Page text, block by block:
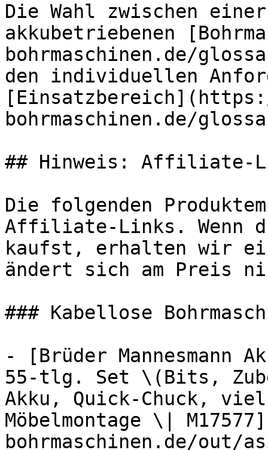
Die Wahl zwischen
akkubetriebenen
bohrmaschinen.de/
den individuellen
bohrmaschinen.de/
## Hinweis: Affiliate-
Die folgenden
Affiliate-Links. Wenn
kaufst, erhalten wir
ändert sich am Preis
### Kabellose
- [Brüder Mannesmann
55-tlg. Set \(Bits,
Akku, Quick-Chuck,
Möbelmontage \|
bohrmaschinen.de/out/